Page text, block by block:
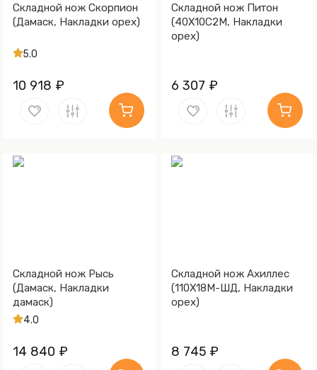
Складной нож Скорпион
(Дамаск, Накладки орех)
5.0
10 918 ₽
Складной нож Питон
(40Х10С2М, Накладки
орех)
6 307 ₽
Складной нож Рысь
(Дамаск, Накладки
дамаск)
4.0
14 840 ₽
Складной нож Ахиллес
(110Х18М-ШД, Накладки
орех)
8 745 ₽